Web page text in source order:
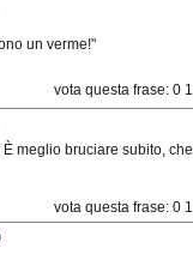
un verme!"
vota questa frase: 0 1
meglio bruciare subito, che
vota questa frase: 0 1